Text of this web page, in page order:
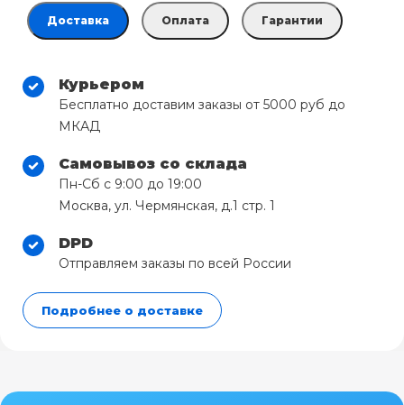
Доставка Оплата Гарантии
Курьером
Бесплатно доставим заказы от 5000 руб до
МКАД
Самовывоз со склада
Пн-Сб с 9:00 до 19:00
Москва, ул. Чермянская, д.1 стр. 1
DPD
Отправляем заказы по всей России
Подробнее о доставке